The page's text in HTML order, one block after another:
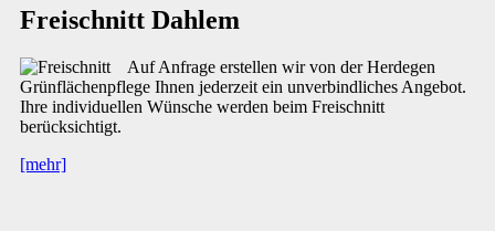
Freischnitt Dahlem
Auf Anfrage erstellen wir von der Herdegen
Grünflächenpflege Ihnen jederzeit ein unverbindliches Angebot.
Ihre individuellen Wünsche werden beim Freischnitt
berücksichtigt.
[mehr]